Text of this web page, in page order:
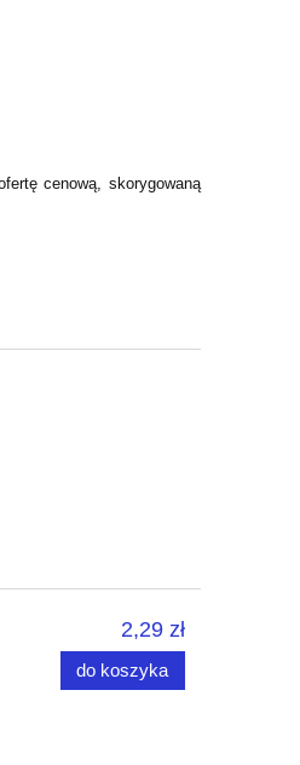
cenową, skorygowaną
2,29 zł
do koszyka